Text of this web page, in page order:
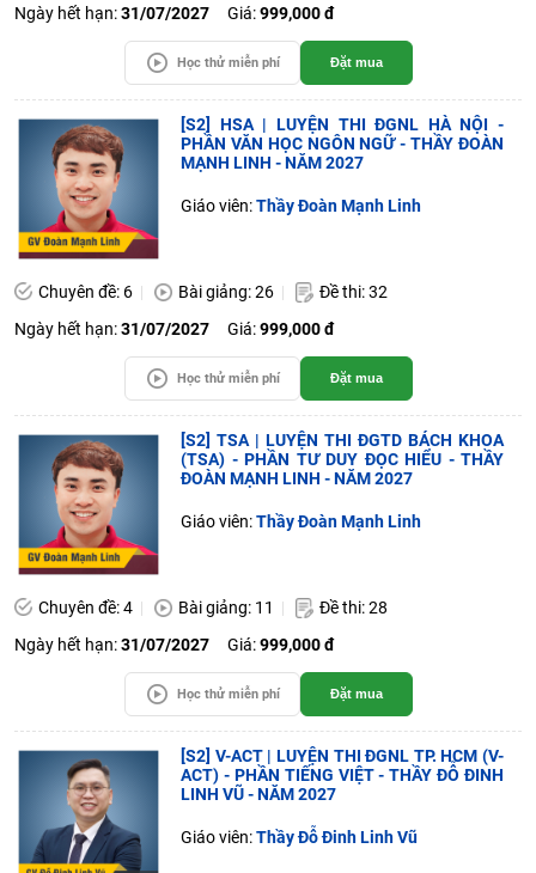
Ngày hết hạn:31/07/2027 Giá:999,000 đ
Học thử miễn phí Đặt mua
[S2] HSA | LUYỆN THI ĐGNL HÀ NỘI -
PHẦN VĂN HỌC NGÔN NGỮ - THẦY ĐOÀN
MẠNH LINH - NĂM 2027
Giáo viên:Thầy Đoàn Mạnh Linh
Chuyên đề: 6 Bài giảng: 26
Đề thi: 32
Ngày hết hạn:31/07/2027 Giá:999,000 đ
Học thử miễn phí Đặt mua
[S2] TSA | LUYỆN THI ĐGTD BÁCH KHOA
(TSA) - PHẦN TƯ DUY ĐỌC HIỂU - THẦY
ĐOÀN MẠNH LINH - NĂM 2027
Giáo viên:Thầy Đoàn Mạnh Linh
Chuyên đề: 4 Bài giảng: 11
Đề thi: 28
Ngày hết hạn:31/07/2027 Giá:999,000 đ
Học thử miễn phí Đặt mua
[S2] V-ACT | LUYỆN THI ĐGNL TP. HCM (V-
ACT) - PHẦN TIẾNG VIỆT - THẦY ĐỖ ĐINH
LINH VŨ - NĂM 2027
Giáo viên:Thầy Đỗ Đinh Linh Vũ